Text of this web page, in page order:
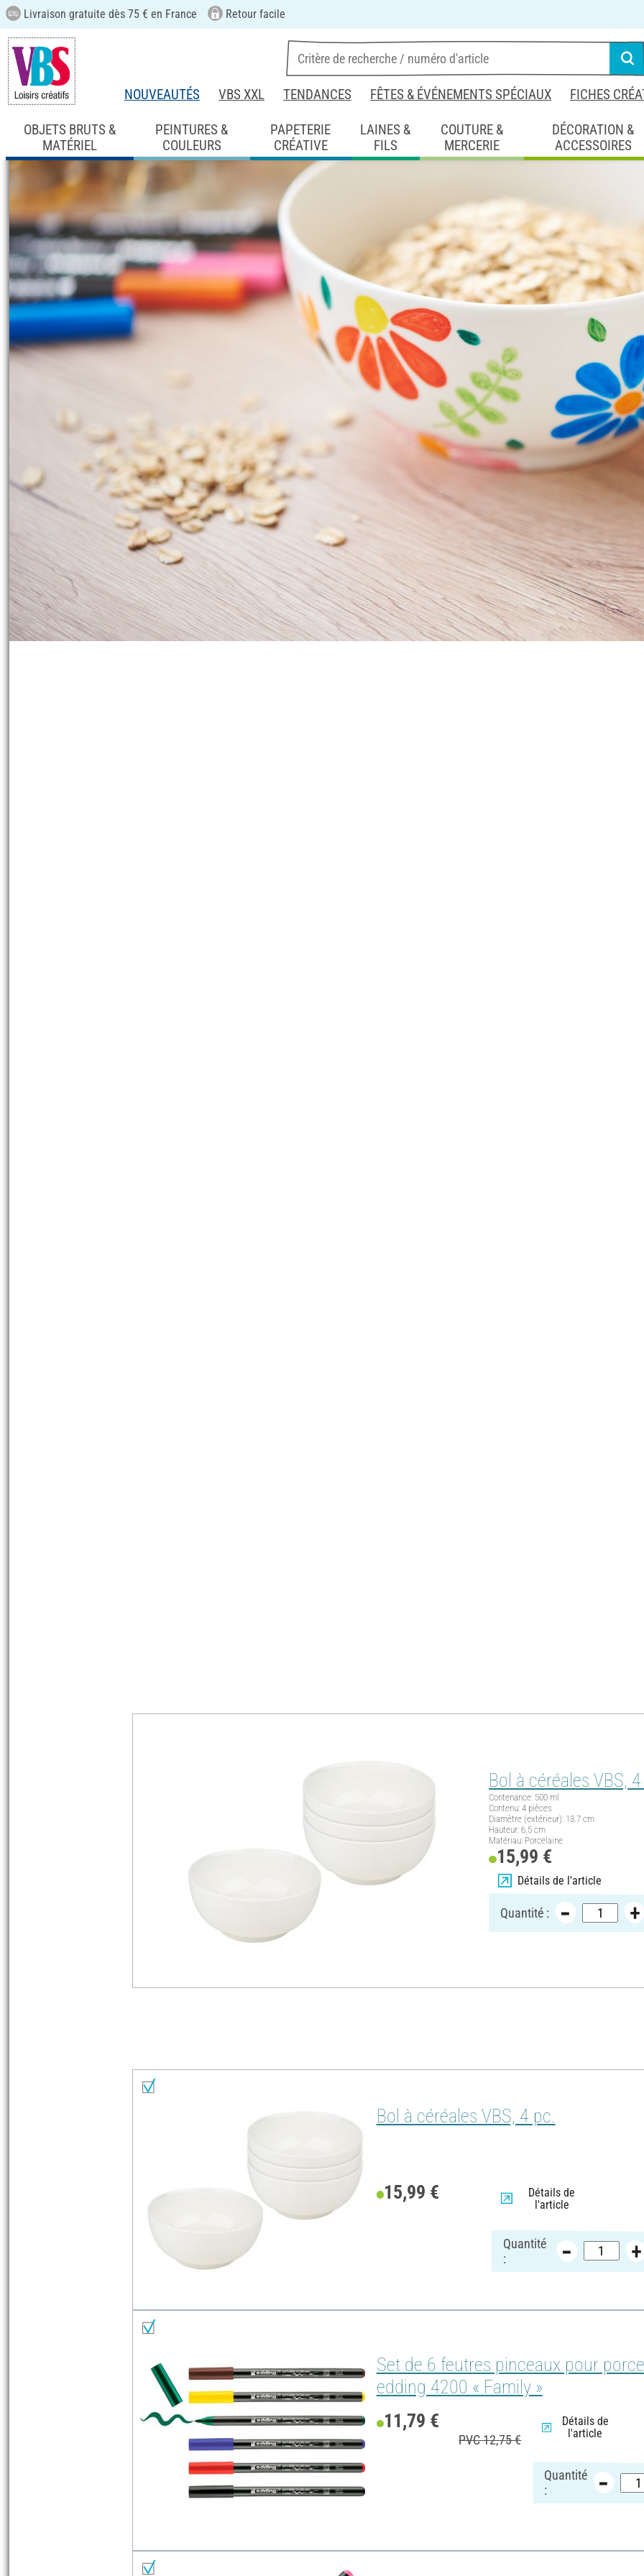
Livraison gratuite dès 75 € en France Retour facile
NOUVEAUTÉS VBS XXL TENDANCES FÊTES & ÉVÉNEMENTS SPÉCIAUX FICHES
OBJETS BRUTS &
MATÉRIEL
PEINTURES &
COULEURS
PAPETERIE
CRÉATIVE
LAINES &
FILS
COUTURE &
MERCERIE
DÉCORATION &
ACCESSOIRES
Créations en peinture
Créer des bols avec des crayons de
couleur pour porcelaine
fiche créative n° 3480
Degré de difficulté :Débutants
Imprimez la fiche Voir la liste de matériel
Es-tu prêt à ajouter une touche de créativité et une touche personnelle à tes bols ou ta vaisselle ?
merveilleuse façon d'ajouter une touche personnelle et unique à ta vaisselle quotidienne. Dans ce
de magnifiques œuvres d'art résistantes au lave-vaisselle avec des crayons de peinture pour
expérimenté, ces instructions t'aideront à transformer tes bols peints à la main en véritables accroche-
Bol à céréales VBS,
Contenance: 500 ml
Contenu: 4 pièces
Diamètre (extérieur): 13.7 cm
Hauteur: 6.5 cm
Matériau: Porcelaine
15,99 €
Détails de l'article
Quantité :
Bol à céréales VBS, 4 pc.
15,99 €
Détails de
l'article
Quantité
:
Set de 6 feutres pinceaux pour
edding 4200 « Family »
11,79 €
PVC 12,75 €
Détails de
l'article
Quantité
: